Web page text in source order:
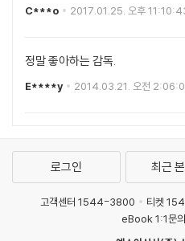
하여금 몰입도를 높인다. 배경이 된
어우러져, 많은 영화 팬들의 인생작으
독일슈투트가르트국제애니메이션
C***o 2017.01.25. 오후
정말 좋아하는 감독.
E****y 2014.03.21. 오전
로그인 최근
고객센터 1544-3800 티켓
eBook 1:1문